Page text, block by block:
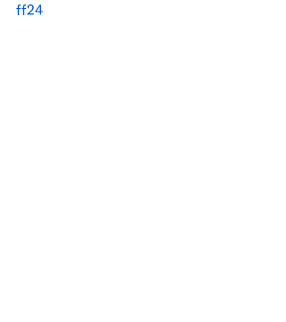
ff24